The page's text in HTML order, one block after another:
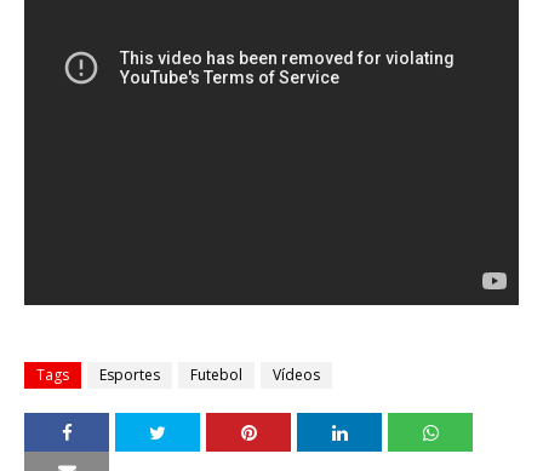
Tags Esportes Futebol Vídeos